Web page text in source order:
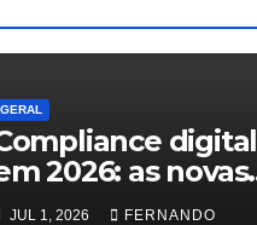
GERAL
digital
2026: as novas
do TSE
JUL 1, 2026 FERNANDO